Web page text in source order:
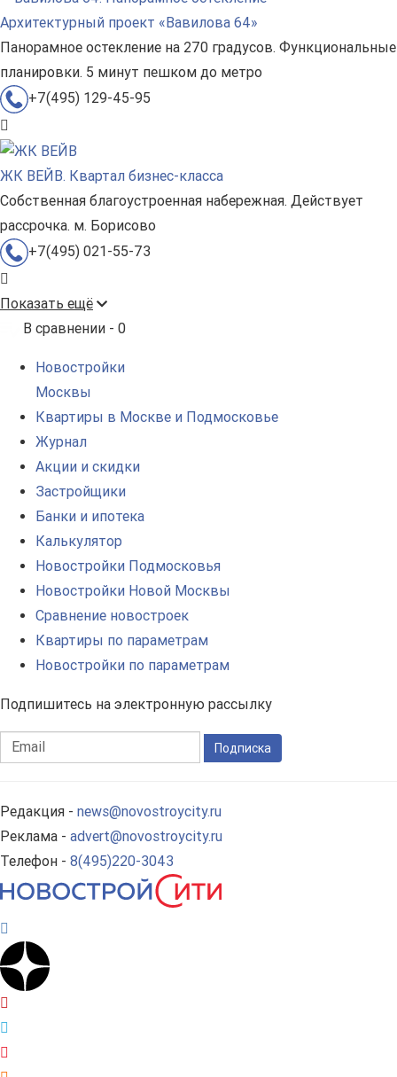
Архитектурный проект «Вавилова 64»
Панорамное остекление на 270 градусов. Функциональные
планировки. 5 минут пешком до метро
+7(495) 129-45-95
ЖК ВЕЙВ. Квартал бизнес-класса
Собственная благоустроенная набережная. Действует
рассрочка. м. Борисово
+7(495) 021-55-73
Показать ещё
В сравнении - 0
Новостройки
Москвы
Квартиры в Москве и Подмосковье
Журнал
Акции и скидки
Застройщики
Банки и ипотека
Калькулятор
Новостройки Подмосковья
Новостройки Новой Москвы
Сравнение новостроек
Квартиры по параметрам
Новостройки по параметрам
Подпишитесь на электронную рассылку
Подписка
Редакция - news@novostroycity.ru
Реклама - advert@novostroycity.ru
Телефон - 8(495)220-3043